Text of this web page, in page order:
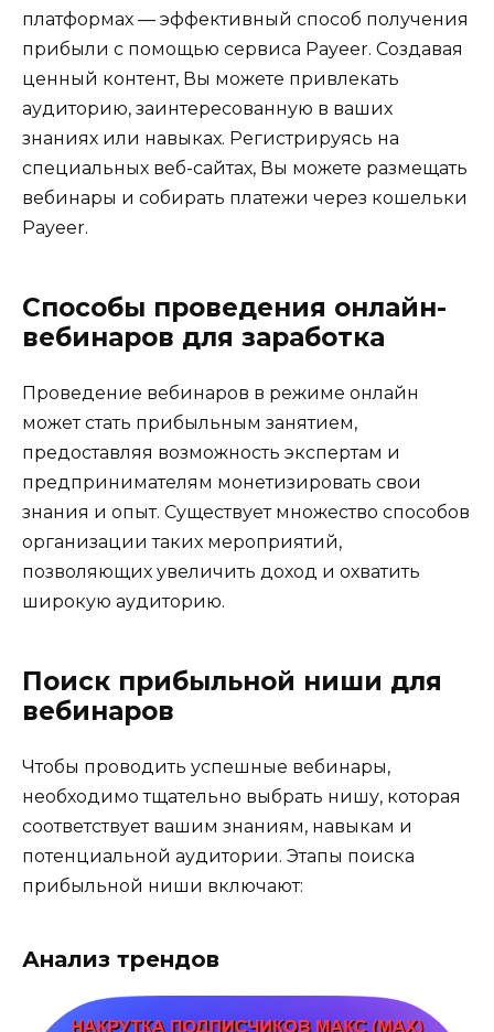
платформах — эффективный способ получения
прибыли с помощью сервиса Payeer. Создавая
ценный контент, Вы можете привлекать
аудиторию, заинтересованную в ваших
знаниях или навыках. Регистрируясь на
специальных веб-сайтах, Вы можете размещать
вебинары и собирать платежи через кошельки
Payeer.
Способы проведения онлайн-
вебинаров для заработка
Проведение вебинаров в режиме онлайн
может стать прибыльным занятием,
предоставляя возможность экспертам и
предпринимателям монетизировать свои
знания и опыт. Существует множество способов
организации таких мероприятий,
позволяющих увеличить доход и охватить
широкую аудиторию.
Поиск прибыльной ниши для
вебинаров
Чтобы проводить успешные вебинары,
необходимо тщательно выбрать нишу, которая
соответствует вашим знаниям, навыкам и
потенциальной аудитории. Этапы поиска
прибыльной ниши включают:
Анализ трендов